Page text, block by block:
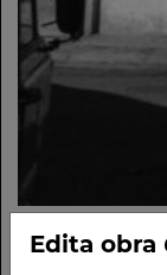
Edita obra